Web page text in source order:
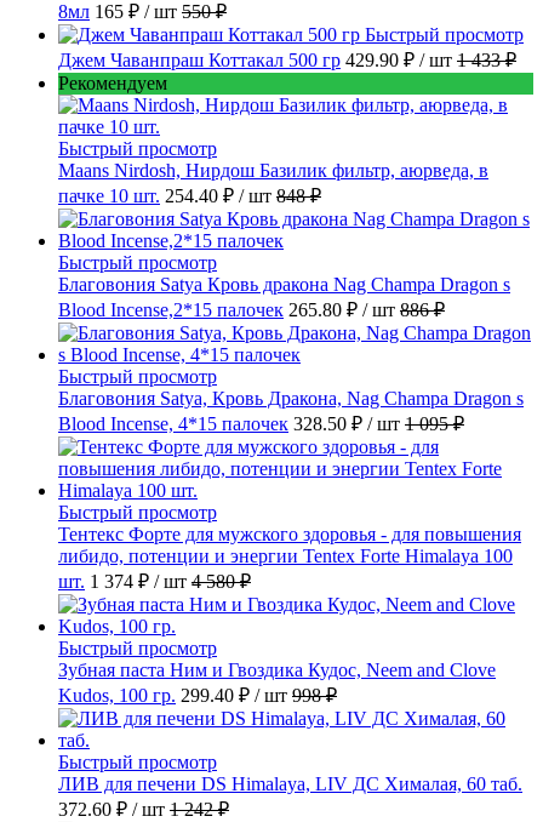
8мл 165 ₽ / шт 550 ₽
Быстрый просмотр
Джем Чаванпраш Коттакал 500 гр 429.90 ₽ / шт 1 433 ₽
Рекомендуем
Быстрый просмотр
Maans Nirdosh, Нирдош Базилик фильтр, аюрведа, в
пачке 10 шт. 254.40 ₽ / шт 848 ₽
Быстрый просмотр
Благовония Satya Кровь дракона Nag Champa Dragon s
Blood Incense,2*15 палочек 265.80 ₽ / шт 886 ₽
Быстрый просмотр
Благовония Satya, Кровь Дракона, Nag Champa Dragon s
Blood Incense, 4*15 палочек 328.50 ₽ / шт 1 095 ₽
Быстрый просмотр
Тентекс Форте для мужского здоровья - для повышения
либидо, потенции и энергии Tentex Forte Himalaya 100
шт. 1 374 ₽ / шт 4 580 ₽
Быстрый просмотр
Зубная паста Ним и Гвоздика Кудос, Neem and Clove
Kudos, 100 гр. 299.40 ₽ / шт 998 ₽
Быстрый просмотр
ЛИВ для печени DS Himalaya, LIV ДС Хималая, 60 таб.
372.60 ₽ / шт 1 242 ₽